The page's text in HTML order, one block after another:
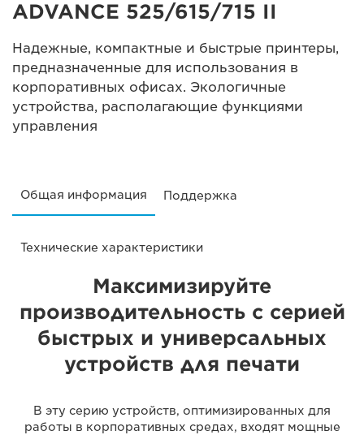
ADVANCE 525/615/715 II
Надежные, компактные и быстрые принтеры,
предназначенные для использования в
корпоративных офисах. Экологичные
устройства, располагающие функциями
управления
Общая информация Поддержка
Технические характеристики
Максимизируйте
производительность с серией
быстрых и универсальных
устройств для печати
В эту серию устройств, оптимизированных для
работы в корпоративных средах, входят мощные